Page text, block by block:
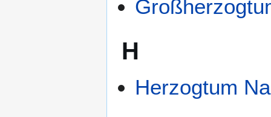
H
Herzogtum